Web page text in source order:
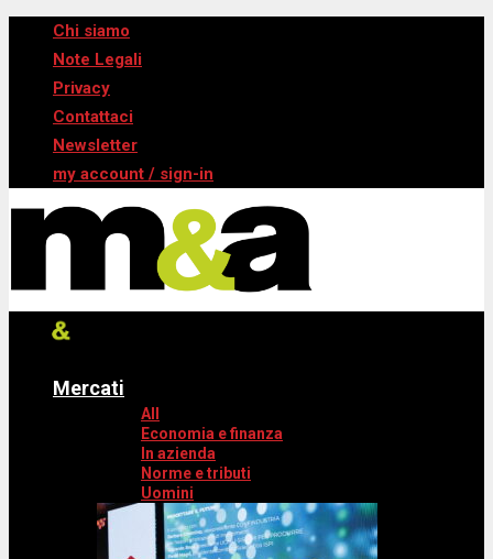
Chi siamo
Note Legali
Privacy
Contattaci
Newsletter
my account / sign-in
Mercati
All
Economia e finanza
In azienda
Norme e tributi
Uomini